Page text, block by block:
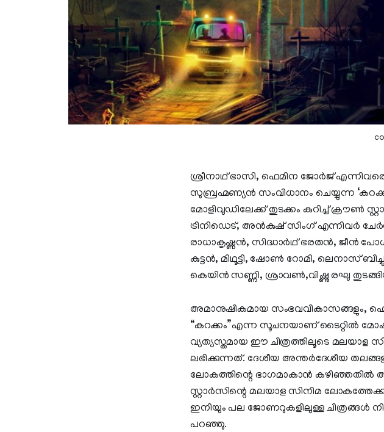
ശ്രീനാഥ് ഭാസി, ഫെമിന ജോർജ്
സുബ്രഹ്മണ്യൻ സംവിധാനം ചെയ്യുന്ന
മോളിവുഡിലേക്ക് തുടക്കം കുറിച്ച് ക്രൗൺ
ട്രിനിഡെട്, അൻകുഷ് സിംഗ് എന്നിവർ
രാധാകൃഷ്ണൻ, സിദ്ധാർഥ് ഭരതൻ, ജീൻ
കുട്ടൻ, മിഥൂട്ടി, ഷോൺ റോമി, ലെനാസ്
കെയിൻ സണ്ണി, ശ്രാവൺ,വിഷ്ണു രഘു
അമാനുഷികമായ സംഭവവികാസങ്ങളും,
“കറക്കം”എന്ന സൂചനയാണ് ടൈറ്റിൽ
വ്യത്യസ്തമായ ഈ ചിത്രത്തിലൂടെ മലയാള
ലഭിക്കുന്നത്. ദേശീയ അന്തർദേശീയ
ലോകത്തിന്റെ ഭാഗമാകാൻ കഴിഞ്ഞതിൽ
സ്റ്റാർസിന്റെ മലയാള സിനിമ
ഇനിയും പല ജോണറുകളിലുള്ള ചിത്രങ്ങൾ
പറഞ്ഞു.